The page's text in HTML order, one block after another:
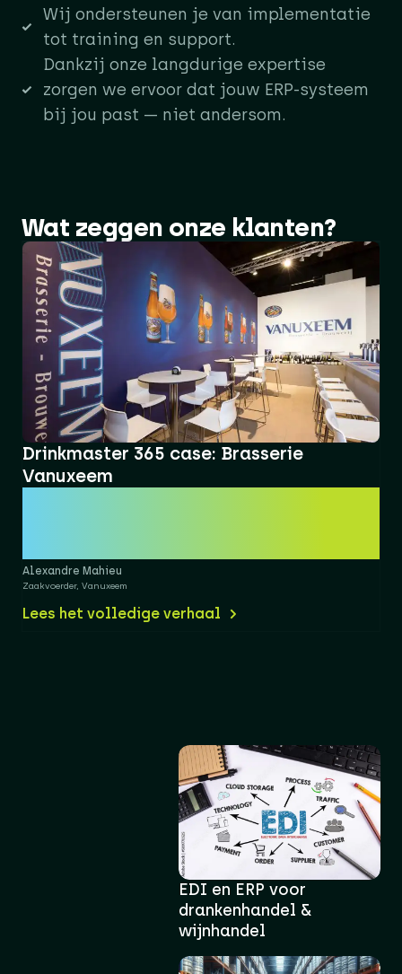
Wij ondersteunen je van implementatie
tot training en support.
Dankzij onze langdurige expertise
zorgen we ervoor dat jouw ERP-systeem
bij jou past — niet andersom.
Wat zeggen onze klanten?
Drinkmaster 365 case: Brasserie
Vanuxeem
Alexandre Mahieu
Zaakvoerder, Vanuxeem
Lees het volledige verhaal
EDI en ERP voor
drankenhandel &
wijnhandel